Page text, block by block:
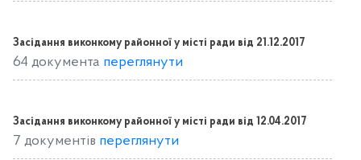
Засідання виконкому районної у місті ради від 21.12.2017
64 документа переглянути
Засідання виконкому районної у місті ради від 12.04.2017
7 документів переглянути